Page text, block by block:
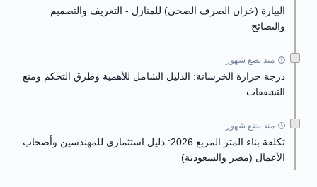
البيارة (خزان الصرف الصحي) للمنازل - التعريف والتصميم
والنصائح
منذ بضع شهور
درجة حرارة الخرسانة: الدليل الشامل للأهمية وطرق التحكم ومنع
التشققات
منذ بضع شهور
تكلفة بناء المتر المربع 2026: دليل استثماري للمهندسين وأصحاب
الأعمال (مصر والسعودية)